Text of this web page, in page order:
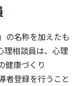
の名称を加えたも
理相談員は、心理
健康づくり
者登録を行うこと